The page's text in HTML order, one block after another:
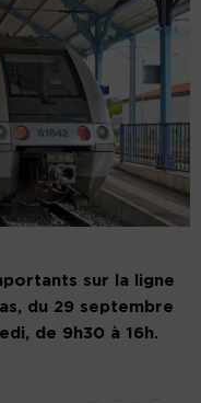
sur la ligne
du 29 septembre
de 9h30 à 16h.